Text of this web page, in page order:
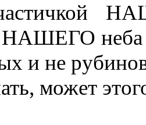
НАШЕГО неба
и не
может